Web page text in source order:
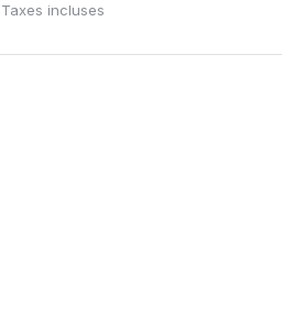
Taxes incluses